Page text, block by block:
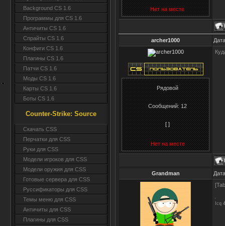
Background CS 1.6
Программы для CS 1.6
Античиты CS 1.6
Спрайты CS 1.6
Конфиги CS 1.6
Плагины CS 1.6
Патчи CS 1.6
Моды CS 1.6
Карты CS 1.6
Боты CS 1.6
Counter-Strike: Source
Cкачать CSS
Перчатки для CSS
Руки для CSS
Модели игроков для CSS
Модели оружия для CSS
Готовые сервера для CSS
Руссификаторы для CSS
Темы меню для CSS
Античиты для CSS
Плагины для CSS
Нет на месте
archer1000
Рядовой
Сообщений:12
[ ]
Нет на месте
Grandman
Icq